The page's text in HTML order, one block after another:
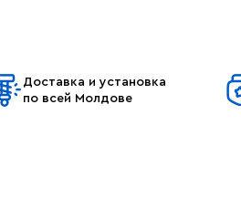
Доставка и установка
по всей Молдове